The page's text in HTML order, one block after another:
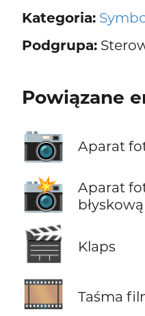
Kategoria:
Podgrupa:
Powiązane
📷 Aparat
📸
Aparat
błyskową
🎬 Klaps
🎞️ Taśma